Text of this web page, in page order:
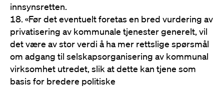
innsynsretten.
«Før det eventuelt foretas en bred vurdering av
privatisering av kommunale tjenester generelt, vil
det være av stor verdi å ha mer rettslige spørsmål
om adgang til selskapsorganisering av kommunal
virksomhet utredet, slik at dette kan tjene som
basis for bredere politiske